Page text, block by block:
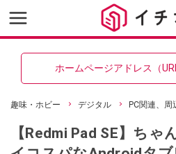
ホームページアドレス（
趣味・ホビー デジタル PC関連、周
【Redmi Pad SE】ち